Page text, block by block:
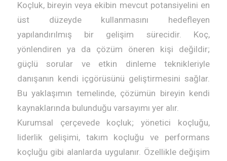
Koçluk, bireyin veya ekibin mevcut potansiyelini en
üst düzeyde kullanmasını hedefleyen
yapılandırılmış bir gelişim sürecidir. Koç,
yönlendiren ya da çözüm öneren kişi değildir;
güçlü sorular ve etkin dinleme teknikleriyle
danışanın kendi içgörüsünü geliştirmesini sağlar.
Bu yaklaşımın temelinde, çözümün bireyin kendi
kaynaklarında bulunduğu varsayımı yer alır.
Kurumsal çerçevede koçluk; yönetici koçluğu,
liderlik gelişimi, takım koçluğu ve performans
koçluğu gibi alanlarda uygulanır. Özellikle değişim